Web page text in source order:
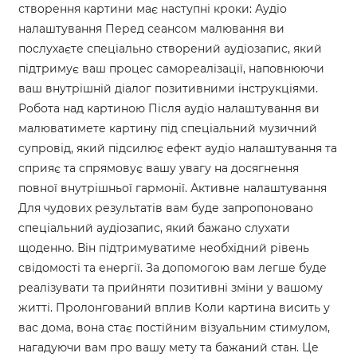
створення картини має наступні кроки: Аудіо
налаштування Перед сеансом малювання ви
послухаєте спеціально створений аудіозапис, який
підтримує ваш процес самореалізації, наповнюючи
ваш внутрішній діалог позитивними інструкціями.
Робота над картиною Після аудіо налаштування ви
малюватимете картину під спеціальний музичний
супровід, який підсилює ефект аудіо налаштування та
сприяє та спрямовує вашу увагу на досягнення
повної внутрішньої гармонії. Активне налаштування
Для чудових результатів вам буде запропоновано
спеціальний аудіозапис, який бажано слухати
щоденно. Він підтримуватиме необхідний рівень
свідомості та енергії. За допомогою вам легше буде
реалізувати та прийняти позитивні зміни у вашому
житті. Пролонгований вплив Коли картина висить у
вас дома, вона стає постійним візуальним стимулом,
нагадуючи вам про вашу мету та бажаний стан. Це